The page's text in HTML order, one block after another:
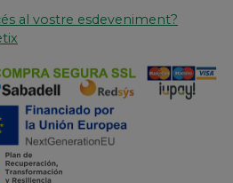
al vostre esdeveniment?